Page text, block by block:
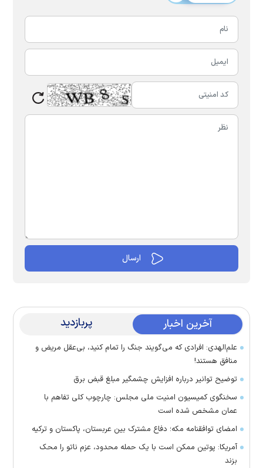
آخرین اخبار پربازدید
علم‌الهدی: افرادی که می‌گویند جنگ را تمام کنید، بی‌عقل مریض و
منافق هستند!
توضیح توانیر درباره افزایش چشمگیر مبلغ قبض برق
سخنگوی کمیسیون امنیت ملی مجلس: چارچوب کلی تفاهم با
عمان مشخص شده است
امضای توافقنامه مکه؛ دفاع مشترک بین عربستان، پاکستان و ترکیه
آمریکا: پوتین ممکن است با یک حمله محدود، عزم ناتو را محک
بزند